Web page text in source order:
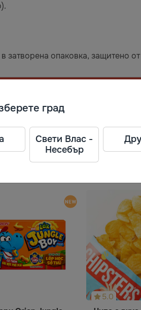
затворена опаковка, защитено
5.0
град
Свети Влас -
Несебър